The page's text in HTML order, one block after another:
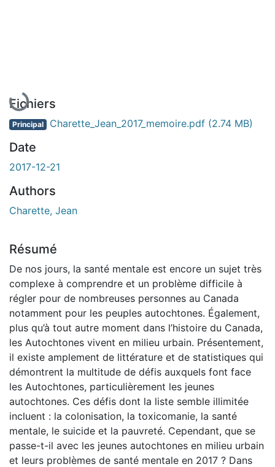
En cours de chargement...
Fichiers
Principal Charette_Jean_2017_memoire.pdf (2.74 MB)
Date
2017-12-21
Authors
Charette, Jean
Résumé
De nos jours, la santé mentale est encore un sujet très
complexe à comprendre et un problème difficile à
régler pour de nombreuses personnes au Canada
notamment pour les peuples autochtones. Également,
plus qu’à tout autre moment dans l’histoire du Canada,
les Autochtones vivent en milieu urbain. Présentement,
il existe amplement de littérature et de statistiques qui
démontrent la multitude de défis auxquels font face
les Autochtones, particulièrement les jeunes
autochtones. Ces défis dont la liste semble illimitée
incluent : la colonisation, la toxicomanie, la santé
mentale, le suicide et la pauvreté. Cependant, que se
passe-t-il avec les jeunes autochtones en milieu urbain
et leurs problèmes de santé mentale en 2017 ? Dans